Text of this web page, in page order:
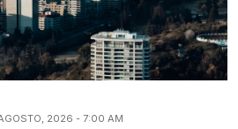
2026 - 7:00 AM